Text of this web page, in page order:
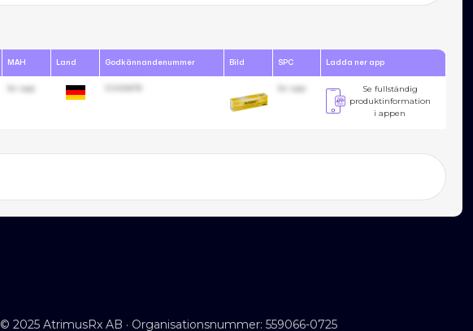
MAH Land Godkännandenummer Bild SPC Ladda ner app
Se i app Se i app
Se fullständig
produktinformation
i appen
© 2025 AtrimusRx AB · Organisationsnummer: 559066-0725